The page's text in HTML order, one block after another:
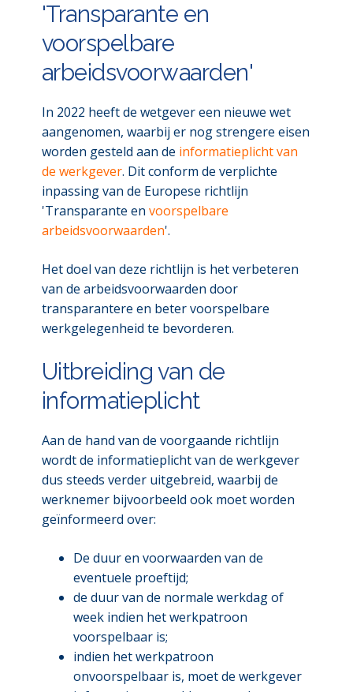
'Transparante en
voorspelbare
arbeidsvoorwaarden'
In 2022 heeft de wetgever een nieuwe wet
aangenomen, waarbij er nog strengere eisen
worden gesteld aan de informatieplicht van
de werkgever. Dit conform de verplichte
inpassing van de Europese richtlijn
'Transparante en voorspelbare
arbeidsvoorwaarden'.
Het doel van deze richtlijn is het verbeteren
van de arbeidsvoorwaarden door
transparantere en beter voorspelbare
werkgelegenheid te bevorderen.
Uitbreiding van de
informatieplicht
Aan de hand van de voorgaande richtlijn
wordt de informatieplicht van de werkgever
dus steeds verder uitgebreid, waarbij de
werknemer bijvoorbeeld ook moet worden
geïnformeerd over:
De duur en voorwaarden van de
eventuele proeftijd;
de duur van de normale werkdag of
week indien het werkpatroon
voorspelbaar is;
indien het werkpatroon
onvoorspelbaar is, moet de werkgever